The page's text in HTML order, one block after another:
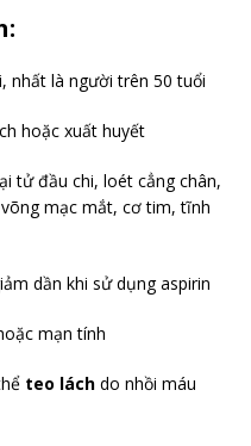
nhất là người trên 50 tuổi
hoặc xuất huyết
tử đầu chi, loét cẳng chân,
mạc mắt, cơ tim, tĩnh
dần khi sử dụng aspirin
mạn tính
teo lách do nhồi máu